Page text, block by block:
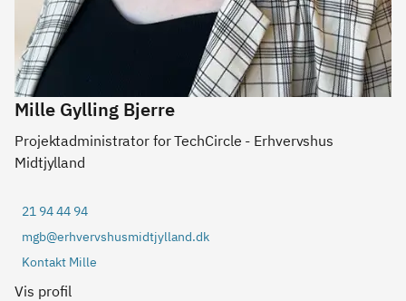
Mille Gylling Bjerre
Projektadministrator for TechCircle - Erhvervshus
Midtjylland
21 94 44 94
mgb@erhvervshusmidtjylland.dk
Kontakt Mille
Vis profil